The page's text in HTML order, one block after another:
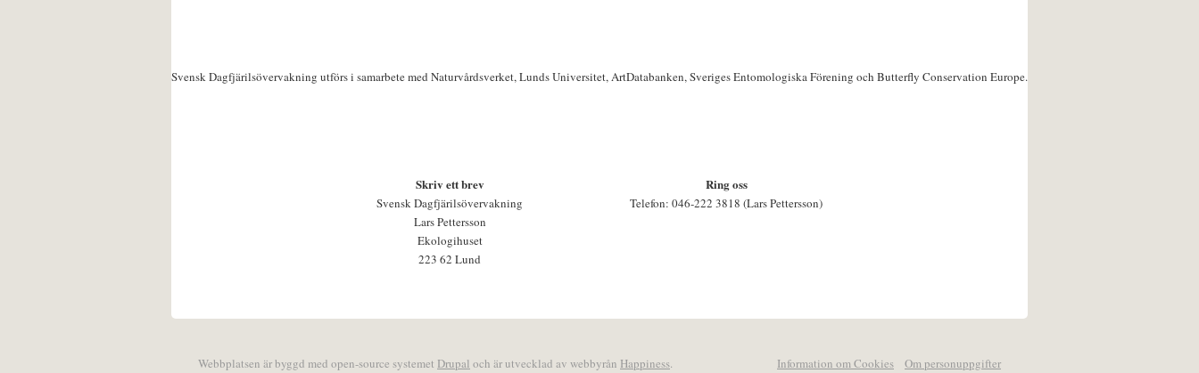
Svensk Dagfjärilsövervakning utförs i samarbete med Naturvårdsverket, Lunds Universitet, ArtDatabanken, Sveriges Entomologiska Förening och Butterfly Conservation Europe.
Skriv ett brev
Svensk Dagfjärilsövervakning
Lars Pettersson
Ekologihuset
223 62 Lund
Ring oss
Telefon: 046-222 3818 (Lars Pettersson)
Webbplatsen är byggd med open-source systemet Drupal och är utvecklad av webbyrån Happiness. Information om Cookies Om personuppgifter